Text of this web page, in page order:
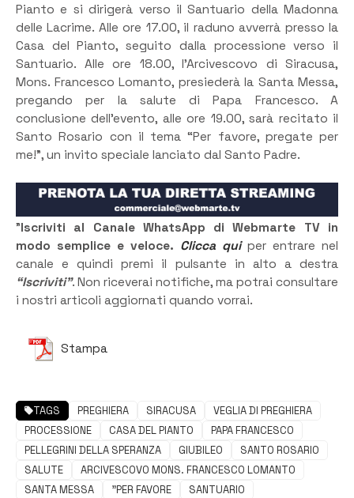
Pianto e si dirigerà verso il Santuario della Madonna
delle Lacrime. Alle ore 17.00, il raduno avverrà presso la
Casa del Pianto, seguito dalla processione verso il
Santuario. Alle ore 18.00, l’Arcivescovo di Siracusa,
Mons. Francesco Lomanto, presiederà la Santa Messa,
pregando per la salute di Papa Francesco. A
conclusione dell’evento, alle ore 19.00, sarà recitato il
Santo Rosario con il tema “Per favore, pregate per
me!”, un invito speciale lanciato dal Santo Padre.
”Iscriviti al Canale WhatsApp di Webmarte TV in
modo semplice e veloce. Clicca quiper entrare nel
canale e quindi premi il pulsante in alto a destra
“Iscriviti”. Non riceverai notifiche, ma potrai consultare
i nostri articoli aggiornati quando vorrai.
Stampa
TAGS PREGHIERA SIRACUSA
VEGLIA DI PREGHIERA
PROCESSIONE
CASA DEL PIANTO
PAPA FRANCESCO
PELLEGRINI DELLA SPERANZA
GIUBILEO
SANTO ROSARIO
SALUTE
ARCIVESCOVO MONS. FRANCESCO LOMANTO
SANTA MESSA
"PER FAVORE
SANTUARIO